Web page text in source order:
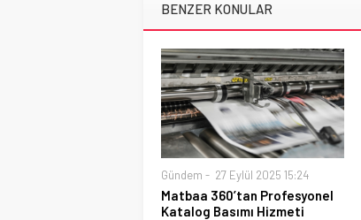
BENZER KONULAR
Gündem 27 Eylül 2025 15:24
Matbaa 360’tan Profesyonel
Katalog Basımı Hizmeti